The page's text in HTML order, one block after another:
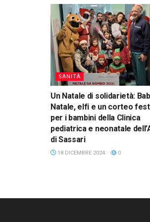
SANITÀ
Un Natale di solidarietà:
Natale, elfi e un corteo
per i bambini della Clinica
pediatrica e neonatale
di Sassari
18 DICEMBRE 2024 0